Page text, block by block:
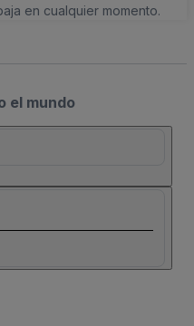
en cualquier momento.
el mundo